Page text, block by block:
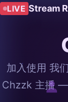
LIVE Stream
加入使用 我
Chzzk 主播 —